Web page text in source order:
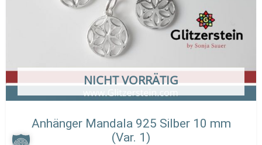
NICHT VORRÄTIG
Anhänger Mandala 925 Silber 10 mm
(Var. 1)